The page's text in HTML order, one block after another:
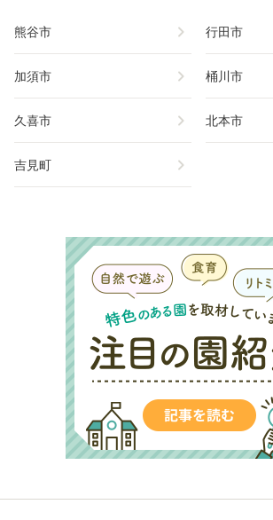
熊谷市 chevron_right 行田市
加須市 chevron_right 桶川市
久喜市 chevron_right 北本市
吉見町 chevron_right